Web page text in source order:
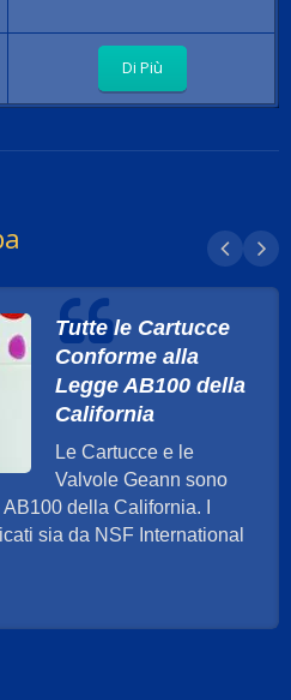
Di Più
Tutte le Cartucce
Conforme alla
Legge AB100 della
California
Le Cartucce e le
Valvole Geann sono
della California. I
sia da NSF International